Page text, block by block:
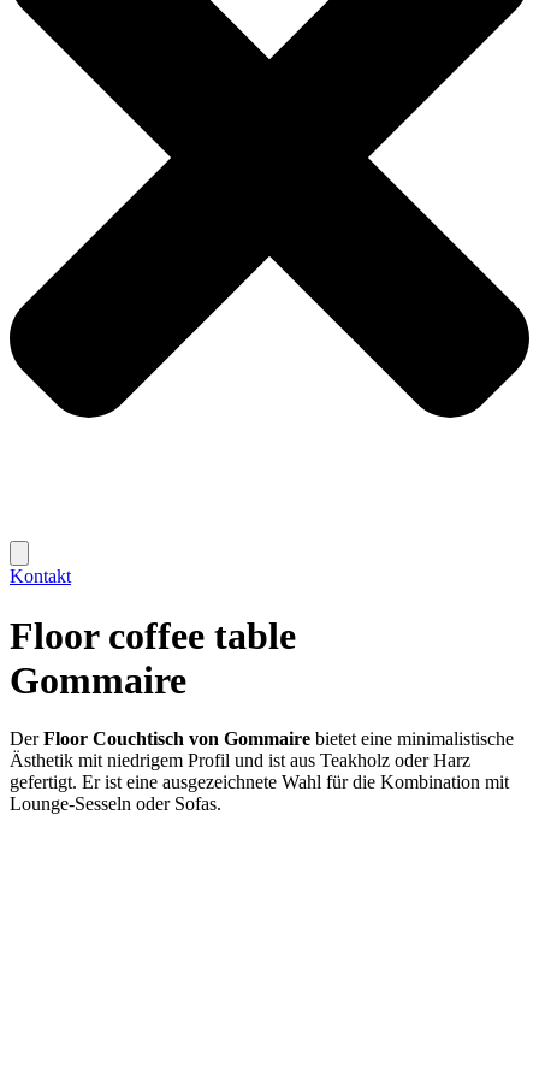
Kontakt
Floor coffee table
Gommaire
DerFloor Couchtisch von Gommaire bietet eine minimalistische
Ästhetik mit niedrigem Profil und ist aus Teakholz oder Harz
gefertigt. Er ist eine ausgezeichnete Wahl für die Kombination mit
Lounge-Sesseln oder Sofas.